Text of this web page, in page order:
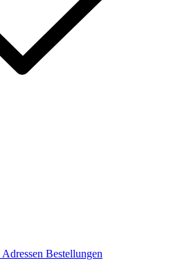
Adressen Bestellungen